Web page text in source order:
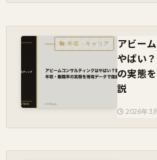
年収・キャリア
アビー
やばい
の実態
説
2026年3